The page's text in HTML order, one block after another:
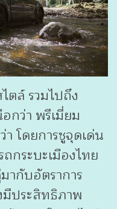
ตล์ รวมไปถึง
กว่า พรีเมี่ยม
โดยการชูจุดเด่น
กระบะเมืองไทย
ากับอัตราการ
มีประสิทธิภาพ